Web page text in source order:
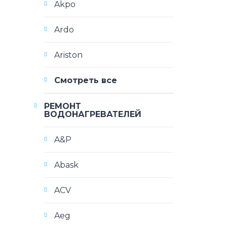
Akpo
Ardo
Ariston
Смотреть все
РЕМОНТ
ВОДОНАГРЕВАТЕЛЕЙ
A&P
Abask
ACV
Aeg